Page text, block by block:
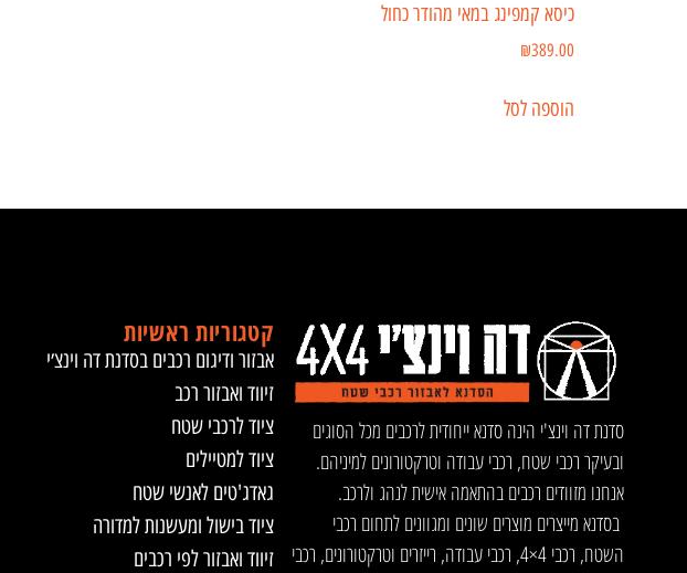
כיסא קמפינג במאי מהודר כחול
₪389.00
הוספה לסל
סדנת דה וינצ'י הינה סדנא ייחודית לרכבים מכל הסוגים
ובעיקר רכבי שטח, רכבי עבודה וטרקטורונים למיניהם.
אנחנו מזוודים רכבים בהתאמה אישית לנהג ולרכב.
בסדנא מייצרים מוצרים שונים ומגוונים לתחום רכבי
השטח, רכבי 4×4, רכבי עבודה, רייזרים וטרקטורונים, רכבי
קטגוריות ראשיות
אבזור ודיגום רכבים בסדנת דה וינצ׳י
זיווד ואבזור רכב
ציוד לרכבי שטח
ציוד למטיילים
גאדג'טים לאנשי שטח
ציוד בישול ומעשנות למדורה
זיווד ואבזור לפי רכבים